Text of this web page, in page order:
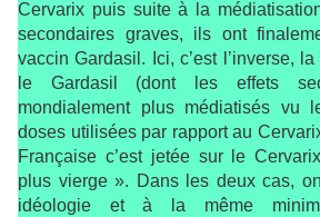
Cervarix puis suite à la
secondaires graves, ils ont
vaccin Gardasil. Ici, c’est l’inverse,
le Gardasil (dont les effets
mondialement plus médiatisés vu
doses utilisées par rapport au
Française c’est jetée sur le
plus vierge ». Dans les deux cas,
idéologie et à la même